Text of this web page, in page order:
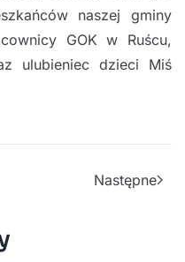
naszej gminy
GOK w Ruścu,
ulubieniec dzieci Miś
Następne